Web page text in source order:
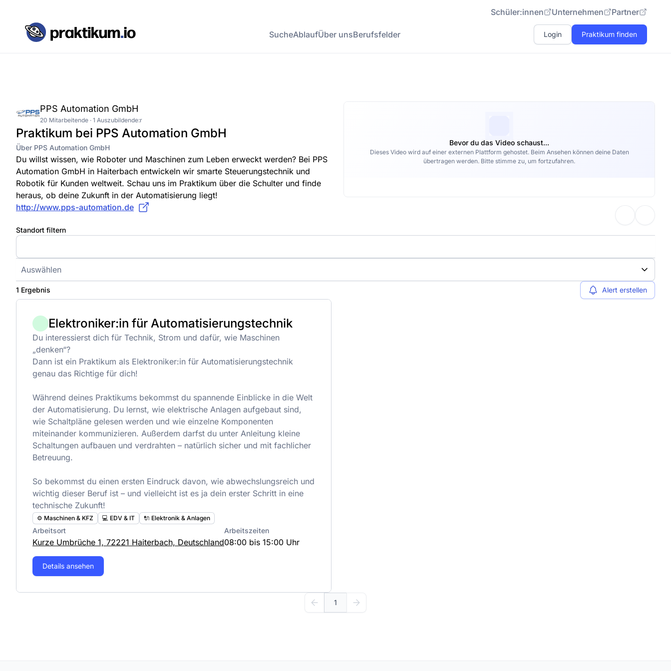
Schüler:innen Unternehmen Partner
SucheAblaufÜber unsBerufsfelder Login Praktikum finden
PPS Automation GmbH
20 Mitarbeitende · 1 Auszubildende:r
Praktikum bei PPS Automation GmbH
Über PPS Automation GmbH
Du willst wissen, wie Roboter und Maschinen zum Leben erweckt werden? Bei PPS
Automation GmbH in Haiterbach entwickeln wir smarte Steuerungstechnik und
Robotik für Kunden weltweit. Schau uns im Praktikum über die Schulter und finde
heraus, ob deine Zukunft in der Automatisierung liegt!
http://www.pps-automation.de
Bevor du das Video schaust...
Dieses Video wird auf einer externen Plattform gehostet. Beim Ansehen können deine Daten
übertragen werden. Bitte stimme zu, um fortzufahren.
Standort filtern
Auswählen
1 Ergebnis Alert erstellen
Elektroniker:in für Automatisierungstechnik
Du interessierst dich für Technik, Strom und dafür, wie Maschinen
„denken“?
Dann ist ein Praktikum als Elektroniker:in für Automatisierungstechnik
genau das Richtige für dich!
Während deines Praktikums bekommst du spannende Einblicke in die Welt
der Automatisierung. Du lernst, wie elektrische Anlagen aufgebaut sind,
wie Schaltpläne gelesen werden und wie einzelne Komponenten
miteinander kommunizieren. Außerdem darfst du unter Anleitung kleine
Schaltungen aufbauen und verdrahten – natürlich sicher und mit fachlicher
Betreuung.
So bekommst du einen ersten Eindruck davon, wie abwechslungsreich und
wichtig dieser Beruf ist – und vielleicht ist es ja dein erster Schritt in eine
technische Zukunft!
⚙️ Maschinen & KFZ 💻 EDV & IT 🔌 Elektronik & Anlagen
Arbeitsort
Kurze Umbrüche 1, 72221 Haiterbach, Deutschland
Arbeitszeiten
08:00 bis 15:00 Uhr
Details ansehen
1